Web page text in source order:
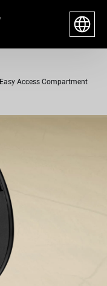
Easy Access Compartment